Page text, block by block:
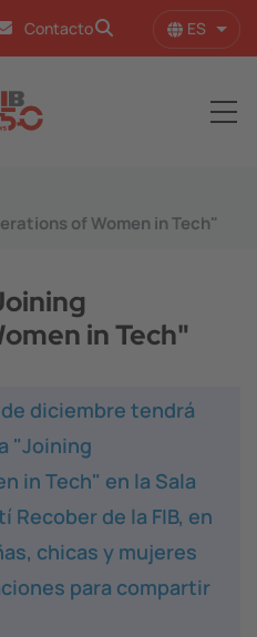
Contacto ES
of Women in Tech"
in Tech"
diciembre tendrá
"Joining
in Tech" en la Sala
Recober de la FIB, en
chicas y mujeres
para compartir